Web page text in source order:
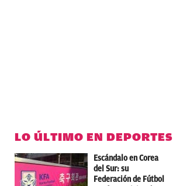
LO ÚLTIMO EN DEPORTES
Escándalo en Corea
del Sur: su
Federación de Fútbol